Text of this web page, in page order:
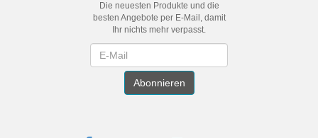
Die neuesten Produkte und die
besten Angebote per E-Mail, damit
Ihr nichts mehr verpasst.
Abonnieren